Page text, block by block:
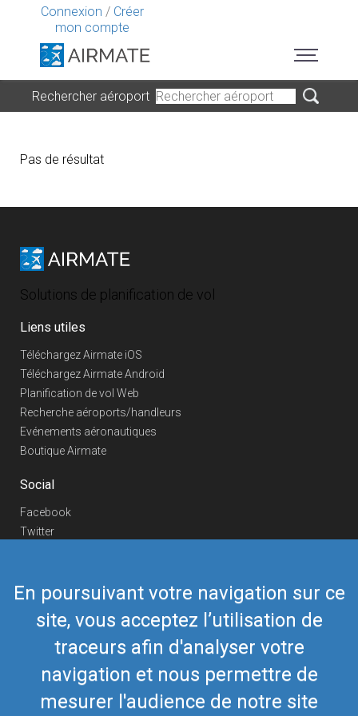
Connexion / Créer
mon compte
En poursuivant votre navigation sur ce
site, vous acceptez l’utilisation de
traceurs afin d'analyser votre
navigation et nous permettre de
mesurer l'audience de notre site
Rechercher aéroport
Pas de résultat
Solutions de planification de vol
Liens utiles
Téléchargez Airmate iOS
Téléchargez Airmate Android
Planification de vol Web
Recherche aéroports/handleurs
Evénements aéronautiques
Boutique Airmate
Social
Facebook
Twitter
Telegram
Nous contacter
Téléphone Europe +352 26441835
Téléphone US/Canada
418-592-8862
airmate@airmate.aero
(c) Myriel Aviation SA